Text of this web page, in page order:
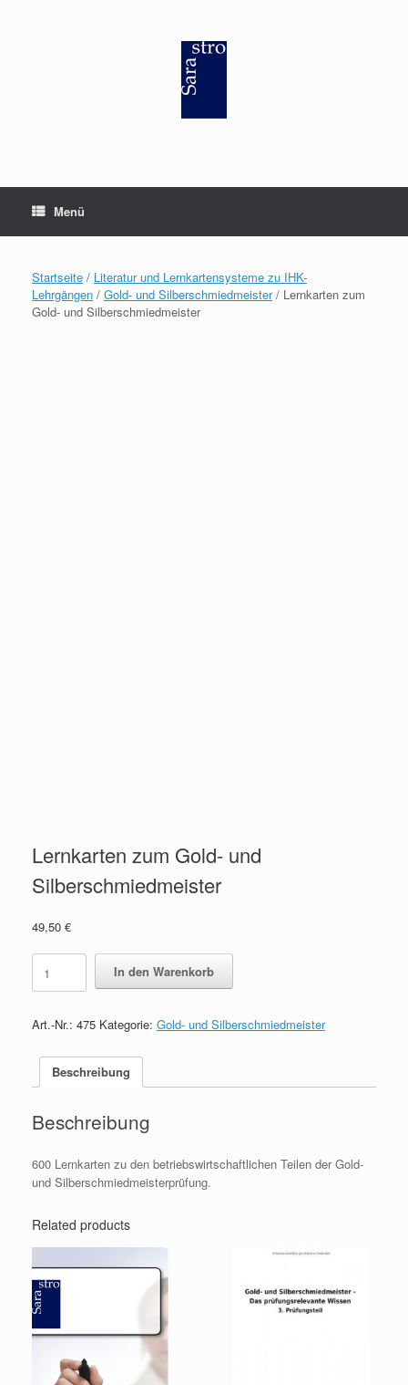
Menü
Startseite / Literatur und Lernkartensysteme zu IHK-
Lehrgängen / Gold- und Silberschmiedmeister/ Lernkarten zum
Gold- und Silberschmiedmeister
Lernkarten zum Gold- und
Silberschmiedmeister
49,50 €
Lernkarten
zum
Gold-
Silberschmiedmeister
In den Warenkorb
Art.-Nr.: 475 Kategorie: Gold- und Silberschmiedmeister
Beschreibung
Beschreibung
600 Lernkarten zu den betriebswirtschaftlichen Teilen der Gold-
und Silberschmiedmeisterprüfung.
Related products